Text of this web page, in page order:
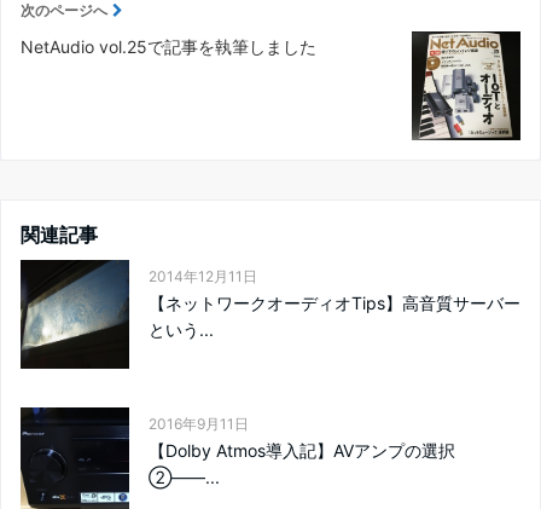
次のページへ
NetAudio vol.25で記事を執筆しました
関連記事
2014年12月11日
【ネットワークオーディオTips】高音質サーバー
という...
2016年9月11日
【Dolby Atmos導入記】AVアンプの選択
②――...